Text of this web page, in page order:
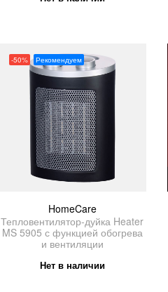
-50% Рекомендуем
HomeCare
Тепловентилятор-дуйка Heater
MS 5905 с функцией обогрева
и вентиляции
Нет в наличии